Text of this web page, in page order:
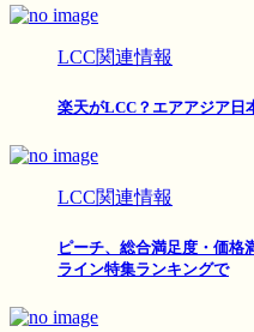
LCC関連情報
楽天がLCC？エアアジア日
LCC関連情報
ピーチ、総合満足度・価格
ライン特集ランキングで